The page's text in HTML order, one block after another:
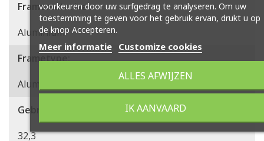
Framemateriaal:
Aluminium
Frametype:
Aluminium
Gebruiksklaar gewicht (excl accu) (kg):
32,3
voorkeuren door uw surfgedrag te analyseren. Om uw
toestemming te geven voor het gebruik ervan, drukt u op
de knop Accepteren.
Meer informatie Customize cookies
ALLES AFWIJZEN
IK AANVAARD